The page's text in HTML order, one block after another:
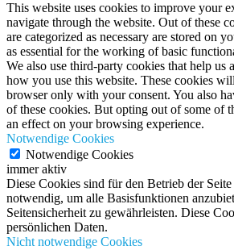
This website uses cookies to improve your
navigate through the website. Out of these
are categorized as necessary are stored on
as essential for the working of basic
We also use third-party cookies that help us
how you use this website. These cookies
browser only with your consent. You also
of these cookies. But opting out of some of
an effect on your browsing experience.
Notwendige Cookies
Notwendige Cookies
immer aktiv
Diese Cookies sind für den Betrieb der
notwendig, um alle Basisfunktionen
Seitensicherheit zu gewährleisten. Diese
persönlichen Daten.
Nicht notwendige Cookies